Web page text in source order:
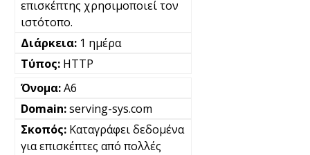
επισκέπτης χρησιμοποιεί τον
ιστότοπο.
1 ημέρα
HTTP
A6
serving-sys.com
Καταγράφει δεδομένα
για επισκέπτες από πολλές